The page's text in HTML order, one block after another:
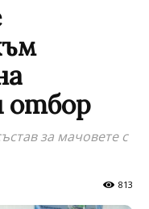
отбор
за мачовете с
813